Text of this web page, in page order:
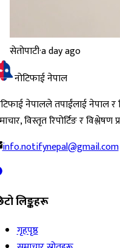
सेतोपाटी·a day ago
नोटिफाई नेपाल
नेपालले तपाईंलाई नेपाल
विस्तृत रिपोर्टिङ र विश्लेषण
info.notifynepal@gmail.com
लिङ्कहरू
गृहपृष्ठ